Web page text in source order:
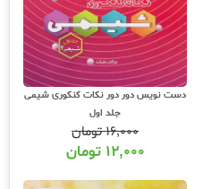
دست نویس دور دور نکات کنکوری شیمی
جلد اول
۱۶,۰۰۰تومان
۱۲,۰۰۰ تومان